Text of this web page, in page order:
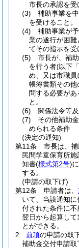
市長の承認を受
(3)
補助事業を
を受けること。
(4)
補助事業が
業の遂行が困
てその指示を受
(5)
市長が、補
を行う者(以下
め、又は市職員
帳簿書類その
問する必要が
と。
(6)
関係法令等
(7)
その他補助
められる条件
(決定の通知)
第11条
市長は、
民間学童保育所
知書(様式第2号)
する。
(申請の取下げ)
第12条
申請者は、
いて、当該通知
付された条件に
翌日から起算して
とができる。
2
前項の申請の取
補助金交付申請取